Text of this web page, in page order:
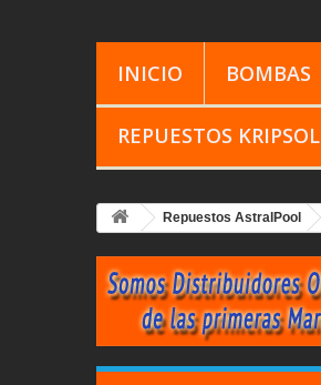
INICIO BOMBAS
REPUESTOS KRIPSOL
Repuestos AstralPool